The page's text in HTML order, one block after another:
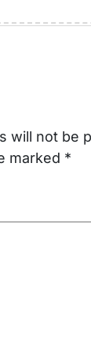
will not be
marked *